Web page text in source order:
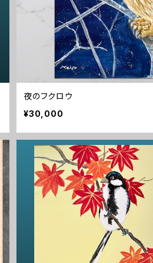
夜のフクロウ
¥30,000